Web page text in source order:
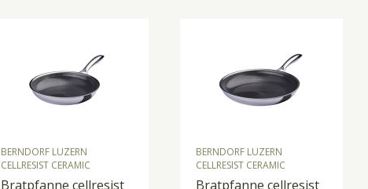
BERNDORF LUZERN
CELLRESIST CERAMIC
Bratpfanne cellresist
BERNDORF LUZERN
CELLRESIST CERAMIC
Bratpfanne cellresist